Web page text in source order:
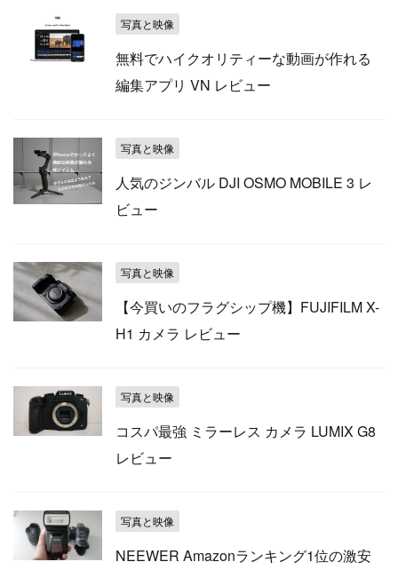
写真と映像
無料でハイクオリティーな動画が作れる
編集アプリ VN レビュー
写真と映像
人気のジンバル DJI OSMO MOBILE 3 レ
ビュー
写真と映像
【今買いのフラグシップ機】FUJIFILM X-
H1 カメラ レビュー
写真と映像
コスパ最強 ミラーレス カメラ LUMIX G8
レビュー
写真と映像
NEEWER Amazonランキング1位の激安